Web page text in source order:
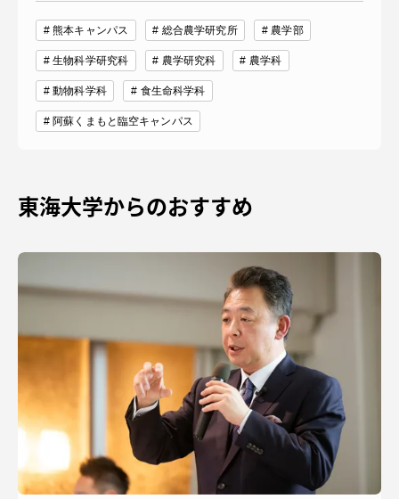
熊本キャンパス 総合農学研究所 農学部
生物科学研究科 農学研究科 農学科
動物科学科 食生命科学科
阿蘇くまもと臨空キャンパス
東海大学からのおすすめ